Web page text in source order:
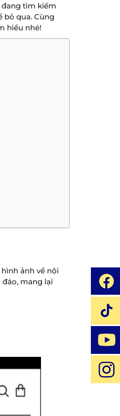
đang tìm kiếm
bỏ qua. Cùng
hiểu nhé!
ảnh về nội
mang lại